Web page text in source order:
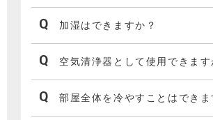
加湿はできますか？
空気清浄器として使用できます
部屋全体を冷やすことはできま